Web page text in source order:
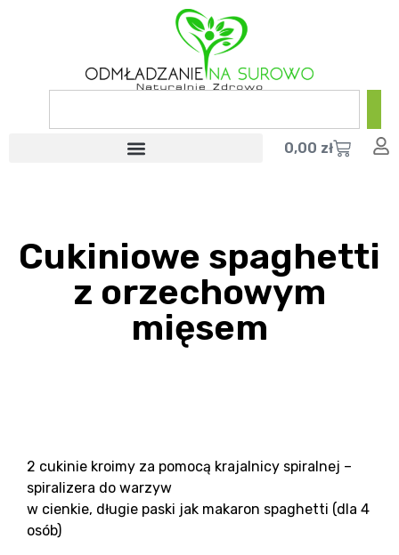
0,00 zł
Cukiniowe spaghetti
z orzechowym
mięsem
2 cukinie kroimy za pomocą krajalnicy spiralnej –
spiralizera do warzyw
w cienkie, długie paski jak makaron spaghetti (dla 4
osób)